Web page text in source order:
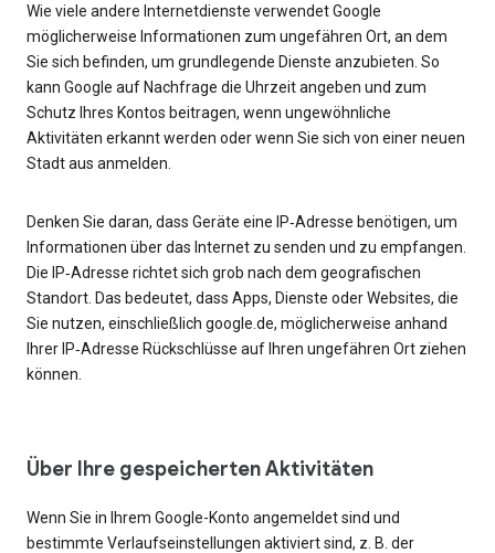
Wie viele andere Internetdienste verwendet Google
möglicherweise Informationen zum ungefähren Ort, an dem
Sie sich befinden, um grundlegende Dienste anzubieten. So
kann Google auf Nachfrage die Uhrzeit angeben und zum
Schutz Ihres Kontos beitragen, wenn ungewöhnliche
Aktivitäten erkannt werden oder wenn Sie sich von einer neuen
Stadt aus anmelden.
Denken Sie daran, dass Geräte eine IP‑Adresse benötigen, um
Informationen über das Internet zu senden und zu empfangen.
Die IP‑Adresse richtet sich grob nach dem geografischen
Standort. Das bedeutet, dass Apps, Dienste oder Websites, die
Sie nutzen, einschließlich google.de, möglicherweise anhand
Ihrer IP‑Adresse Rückschlüsse auf Ihren ungefähren Ort ziehen
können.
Über Ihre gespeicherten Aktivitäten
Wenn Sie in Ihrem Google-Konto angemeldet sind und
bestimmte Verlaufseinstellungen aktiviert sind, z. B. der